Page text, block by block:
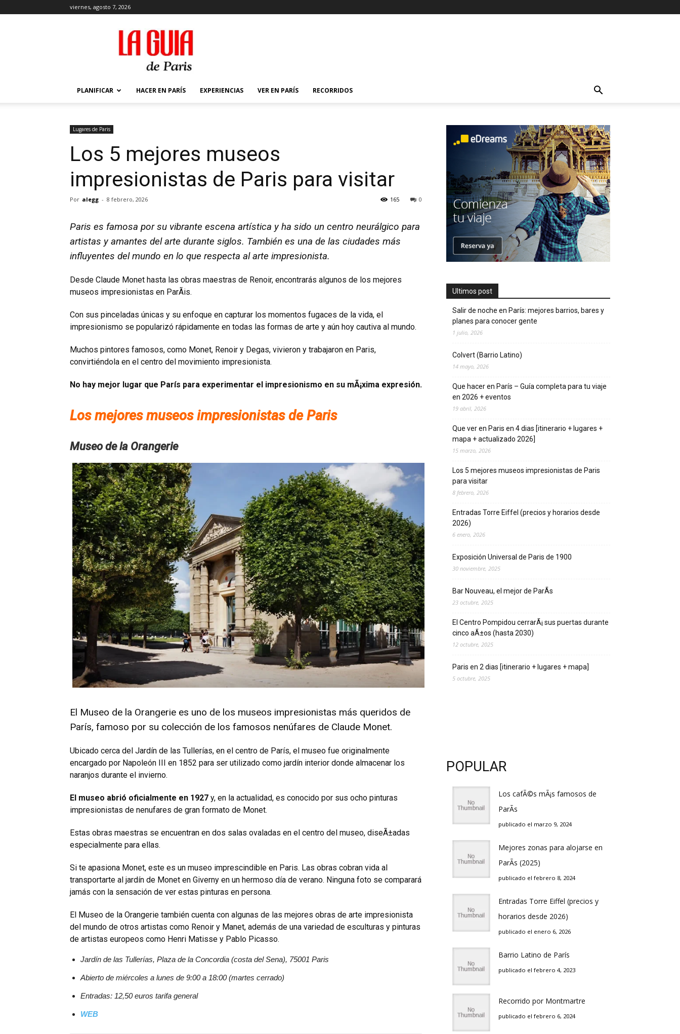
viernes, agosto 7, 2026
La
Guía
de
París
PLANIFICAR HACER EN PARÍS EXPERIENCIAS VER EN PARÍS RECORRIDOS
Lugares de Pari­s
Los 5 mejores museos
impresionistas de Pari­s para visitar
Por alegg - 8 febrero, 2026 0
165
Paris es famosa por su vibrante escena artí­stica y ha sido un centro neurálgico para
artistas y amantes del arte durante siglos. También es una de las ciudades más
influyentes del mundo en lo que respecta al arte impresionista.
Desde Claude Monet hasta las obras maestras de Renoir, encontrarás algunos de los mejores
museos impresionistas en ParÃis.
Con sus pinceladas únicas y su enfoque en capturar los momentos fugaces de la vida, el
impresionismo se popularizó rápidamente en todas las formas de arte y aún hoy cautiva al mundo.
Muchos pintores famosos, como Monet, Renoir y Degas, vivieron y trabajaron en Pari­s,
convirtiéndola en el centro del movimiento impresionista.
No hay mejor lugar que Parí­s para experimentar el impresionismo en su mÃ¡xima expresión.
Los mejores museos impresionistas de Pari­s
Museo de la Orangerie
El Museo de la Orangerie es uno de los museos impresionistas más queridos de
Parí­s, famoso por su colección de los famosos nenúfares de Claude Monet.
Ubicado cerca del Jardí­n de las Tullerí­as, en el centro de París, el museo fue originalmente
encargado por Napoleón III en 1852 para ser utilizado como jardí­n interior donde almacenar los
naranjos durante el invierno.
El museo abrió oficialmente en 1927 y, en la actualidad, es conocido por sus ocho pinturas
impresionistas de nenufares de gran formato de Monet.
Estas obras maestras se encuentran en dos salas ovaladas en el centro del museo, diseÃ±adas
especialmente para ellas.
Si te apasiona Monet, este es un museo imprescindible en Pari­s. Las obras cobran vida al
transportarte al jardí­n de Monet en Giverny en un hermoso dí­a de verano. Ninguna foto se comparará
jamás con la sensación de ver estas pinturas en persona.
El Museo de la Orangerie también cuenta con algunas de las mejores obras de arte impresionista
del mundo de otros artistas como Renoir y Manet, además de una variedad de esculturas y pinturas
de artistas europeos como Henri Matisse y Pablo Picasso.
Jardí­n de las Tullerí­as, Plaza de la Concordia (costa del Sena), 75001 Pari­s
Abierto de miércoles a lunes de 9:00 a 18:00 (martes cerrado)
Entradas: 12,50 euros tarifa general
WEB
Ultimos post
Salir de noche en París: mejores barrios, bares y
planes para conocer gente
1 julio, 2026
Colvert (Barrio Latino)
14 mayo, 2026
Que hacer en Parí­s – Guí­a completa para tu viaje
en 2026 + eventos
19 abril, 2026
Que ver en Pari­s en 4 di­as [itinerario + lugares +
mapa + actualizado 2026]
15 marzo, 2026
Los 5 mejores museos impresionistas de Pari­s
para visitar
8 febrero, 2026
Entradas Torre Eiffel (precios y horarios desde
2026)
6 enero, 2026
Exposición Universal de Pari­s de 1900
30 noviembre, 2025
Bar Nouveau, el mejor de ParÃ­s
23 octubre, 2025
El Centro Pompidou cerrarÃ¡ sus puertas durante
cinco aÃ±os (hasta 2030)
12 octubre, 2025
Paris en 2 dias [itinerario + lugares + mapa]
5 octubre, 2025
POPULAR
Los cafÃ©s mÃ¡s famosos de
ParÃ­s
publicado el marzo 9, 2024
Mejores zonas para alojarse en
ParÃ­s (2025)
publicado el febrero 8, 2024
Entradas Torre Eiffel (precios y
horarios desde 2026)
publicado el enero 6, 2026
Barrio Latino de Parí­s
publicado el febrero 4, 2023
Recorrido por Montmartre
publicado el febrero 6, 2024